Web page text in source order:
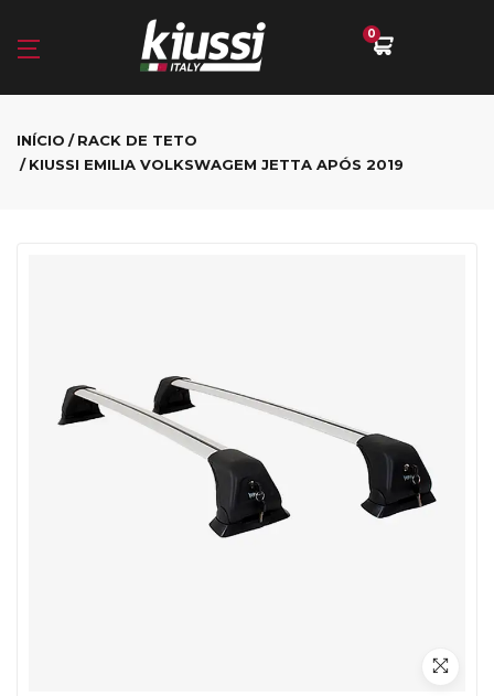
0
INÍCIO
RACK DE TETO
KIUSSI EMILIA VOLKSWAGEM JETTA APÓS 2019